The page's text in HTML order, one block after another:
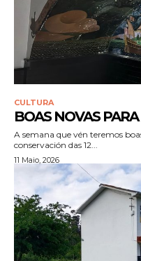
CULTURA
BOAS NOVAS
A semana que vén teremos
conservación das 12...
11 Maio, 2026